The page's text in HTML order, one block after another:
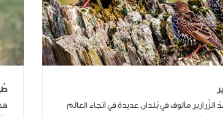
مألوف في بُلدان عديدة في أنجاءِ العالَم